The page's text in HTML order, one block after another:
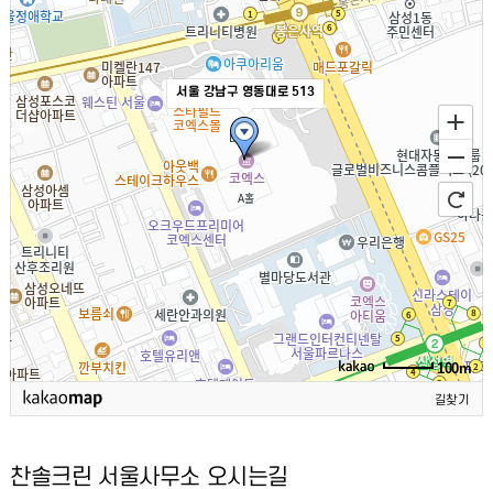
서울 강남구 영동대로 513
100m
길찾기
찬솔크린 서울사무소 오시는길